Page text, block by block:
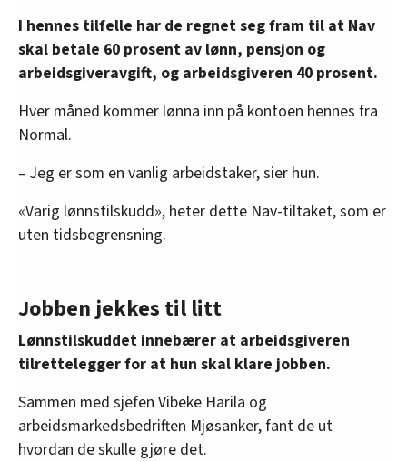
I hennes tilfelle har de regnet seg fram til at Nav
skal betale 60 prosent av lønn, pensjon og
arbeidsgiveravgift, og arbeidsgiveren 40 prosent.
Hver måned kommer lønna inn på kontoen hennes fra
Normal.
– Jeg er som en vanlig arbeidstaker, sier hun.
«Varig lønnstilskudd», heter dette Nav-tiltaket, som er
uten tidsbegrensning.
Jobben jekkes til litt
Lønnstilskuddet innebærer at arbeidsgiveren
tilrettelegger for at hun skal klare jobben.
Sammen med sjefen Vibeke Harila og
arbeidsmarkedsbedriften Mjøsanker, fant de ut
hvordan de skulle gjøre det.